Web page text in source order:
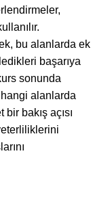
bu alanlarda ek
başarıya
sonunda
alanlarda
bakış açısı